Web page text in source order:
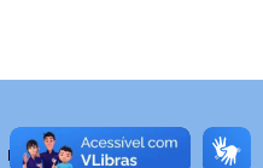
NOTÍCIAS CONTATO